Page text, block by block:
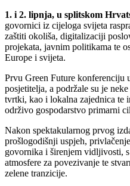
1. i 2. lipnja, u splitskom
govornici iz cijeloga svijeta
zaštiti okoliša, digitalizaciji
projekata, javnim politikama te
Europe i svijeta.
Prvu Green Future konferenciju
posjetitelja, a podržale su je
tvrtki, kao i lokalna zajednica te
održivo gospodarstvo primarni
Nakon spektakularnog prvog
prošlogodišnji uspjeh,
govornika i širenjem vidljivosti,
atmosfere za povezivanje te
zelene tranzicije.